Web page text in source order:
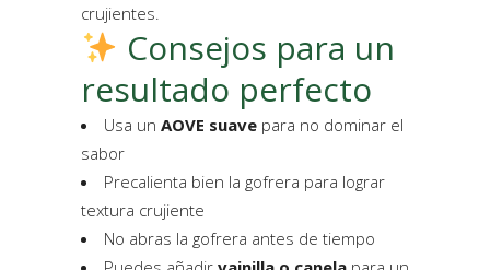
crujientes.
Consejos para un
resultado perfecto
Usa un AOVE suave para no dominar el
sabor
Precalienta bien la gofrera para lograr
textura crujiente
No abras la gofrera antes de tiempo